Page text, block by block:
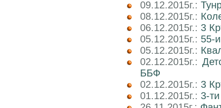
09.12.2015г.:
08.12.2015г.:
06.12.2015г.: 3
05.12.2015г.: 55-
05.12.2015г.:
02.12.2015г.:
ББФ
02.12.2015г.: 3
01.12.2015г.: 3-